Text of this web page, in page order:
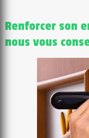
Renforcer son
nous vous